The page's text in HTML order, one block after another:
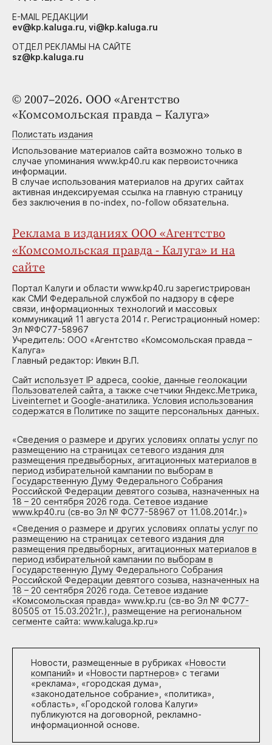
© 2007–2026. ООО «Агентство
«Комсомольская правда – Калуга»
Полистать издания
Использование материалов сайта возможно только в
случае упоминания www.kp40.ru как первоисточника
информации.
В случае использования материалов на других сайтах
активная индексируемая ссылка на главную страницу
без заключения в no-index, no-follow обязательна.
Реклама в изданиях ООО «Агентство
«Комсомольская правда - Калуга» и на
сайте
Портал Калуги и области www.kp40.ru зарегистрирован
как СМИ Федеральной службой по надзору в сфере
связи, информационных технологий и массовых
коммуникаций 11 августа 2014 г. Регистрационный номер:
Эл №ФС77-58967
Учредитель: ООО «Агентство «Комсомольская правда –
Калуга»
Главный редактор: Ивкин В.П.
Сайт использует IP адреса, cookie, данные геолокации
Пользователей сайта, а также счетчики Яндекс.Метрика,
Liveinternet и Google-анатилика. Условия использования
содержатся в Политике по защите персональных данных.
«Сведения о размере и других условиях оплаты услуг по
размещению на страницах сетевого издания для
размещения предвыборных, агитационных материалов в
период избирательной кампании по выборам в
Государственную Думу Федерального Собрания
Российской Федерации девятого созыва, назначенных на
18 – 20 сентября 2026 года. Сетевое издание
www.kp40.ru (св-во Эл № ФС77-58967 от 11.08.2014г.)»
«Сведения о размере и других условиях оплаты услуг по
размещению на страницах сетевого издания для
размещения предвыборных, агитационных материалов в
период избирательной кампании по выборам в
Государственную Думу Федерального Собрания
Российской Федерации девятого созыва, назначенных на
18 – 20 сентября 2026 года. Сетевое издание
«Комсомольская правда» www.kp.ru (св-во Эл № ФС77-
80505 от 15.03.2021г.), размещение на региональном
сегменте сайта: www.kaluga.kp.ru»
Новости, размещенные в рубриках «Новости
компаний» и «Новости партнеров» с тегами
«реклама», «городская дума»,
«законодательное собрание», «политика»,
«область», «Городской голова Калуги»
публикуются на договорной, рекламно-
информационной основе.
E-MAIL РЕДАКЦИИ
ev@kp.kaluga.ru, vi@kp.kaluga.ru
ОТДЕЛ РЕКЛАМЫ НА САЙТЕ
sz@kp.kaluga.ru